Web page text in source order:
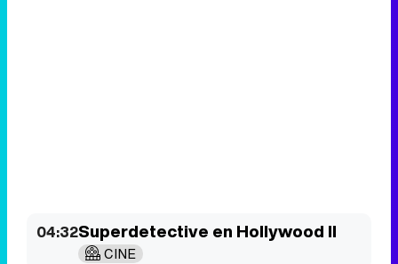
04:32Superdetective en Hollywood II
CINE